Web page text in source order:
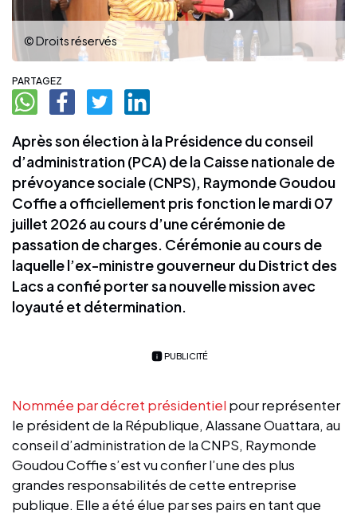
© Droits réservés
PARTAGEZ
Après son élection à la Présidence du conseil
d’administration (PCA) de la Caisse nationale de
prévoyance sociale (CNPS), Raymonde Goudou
Coffie a officiellement pris fonction le mardi 07
juillet 2026 au cours d’une cérémonie de
passation de charges. Cérémonie au cours de
laquelle l’ex-ministre gouverneur du District des
Lacs a confié porter sa nouvelle mission avec
loyauté et détermination.
PUBLICITÉ
Nommée par décret présidentiel pour représenter
le président de la République, Alassane Ouattara, au
conseil d’administration de la CNPS, Raymonde
Goudou Coffie s’est vu confier l’une des plus
grandes responsabilités de cette entreprise
publique. Elle a été élue par ses pairs en tant que